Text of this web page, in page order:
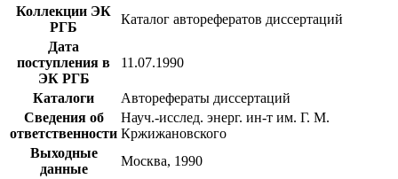
Коллекции ЭК
РГБ
Каталог авторефератов диссертаций
Дата
поступления в
ЭК РГБ
11.07.1990
Каталоги
Авторефераты диссертаций
Сведения об
ответственности
Науч.-исслед. энерг. ин-т им. Г. М.
Кржижановского
Выходные
данные
Москва, 1990